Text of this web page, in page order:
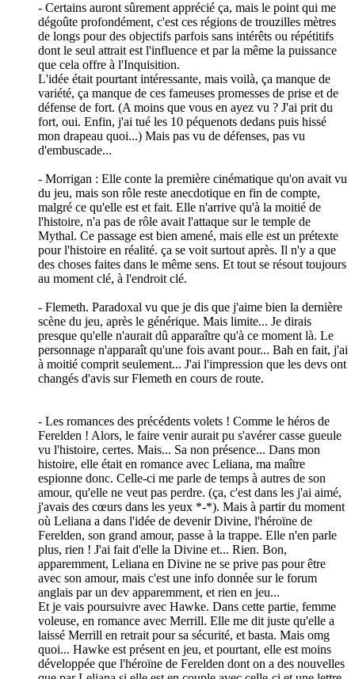
- Certains auront sûrement apprécié ça, mais le point qui me
dégoûte profondément, c'est ces régions de trouzilles mètres
de longs pour des objectifs parfois sans intérêts ou répétitifs
dont le seul attrait est l'influence et par la même la puissance
que cela offre à l'Inquisition.
L'idée était pourtant intéressante, mais voilà, ça manque de
variété, ça manque de ces fameuses promesses de prise et de
défense de fort. (A moins que vous en ayez vu ? J'ai prit du
fort, oui. Enfin, j'ai tué les 10 péquenots dedans puis hissé
mon drapeau quoi...) Mais pas vu de défenses, pas vu
d'embuscade...
- Morrigan : Elle conte la première cinématique qu'on avait vu
du jeu, mais son rôle reste anecdotique en fin de compte,
malgré ce qu'elle est et fait. Elle n'arrive qu'à la moitié de
l'histoire, n'a pas de rôle avait l'attaque sur le temple de
Mythal. Ce passage est bien amené, mais elle est un prétexte
pour l'histoire en réalité. ça se voit surtout après. Il n'y a que
des choses faites dans le même sens. Et tout se résout toujours
au moment clé, à l'endroit clé.
- Flemeth. Paradoxal vu que je dis que j'aime bien la dernière
scène du jeu, après le générique. Mais limite... Je dirais
presque qu'elle n'aurait dû apparaître qu'à ce moment là. Le
personnage n'apparaît qu'une fois avant pour... Bah en fait, j'ai
à moitié comprit seulement... J'ai l'impression que les devs ont
changés d'avis sur Flemeth en cours de route.
- Les romances des précédents volets ! Comme le héros de
Ferelden ! Alors, le faire venir aurait pu s'avérer casse gueule
vu l'histoire, certes. Mais... Sa non présence... Dans mon
histoire, elle était en romance avec Leliana, ma maître
espionne donc. Celle-ci me parle de temps à autres de son
amour, qu'elle ne veut pas perdre. (ça, c'est dans les j'ai aimé,
j'avais des cœurs dans les yeux *-*). Mais à partir du moment
où Leliana a dans l'idée de devenir Divine, l'héroïne de
Ferelden, son grand amour, passe à la trappe. Elle n'en parle
plus, rien ! J'ai fait d'elle la Divine et... Rien. Bon,
apparemment, Leliana en Divine ne se prive pas pour être
avec son amour, mais c'est une info donnée sur le forum
anglais par un dev apparemment, et rien en jeu...
Et je vais poursuivre avec Hawke. Dans cette partie, femme
voleuse, en romance avec Merrill. Elle me dit juste qu'elle a
laissé Merrill en retrait pour sa sécurité, et basta. Mais omg
quoi... Hawke est présent en jeu, et pourtant, elle est moins
développée que l'héroïne de Ferelden dont on a des nouvelles